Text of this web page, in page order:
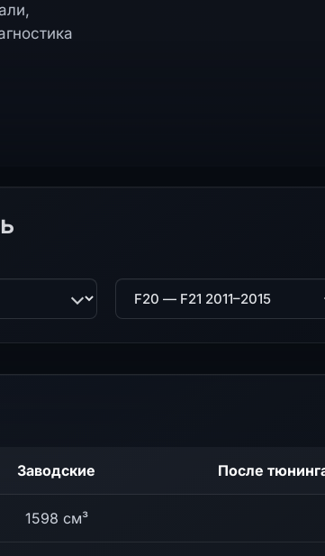
Поколение
Заводские После
1598 см³